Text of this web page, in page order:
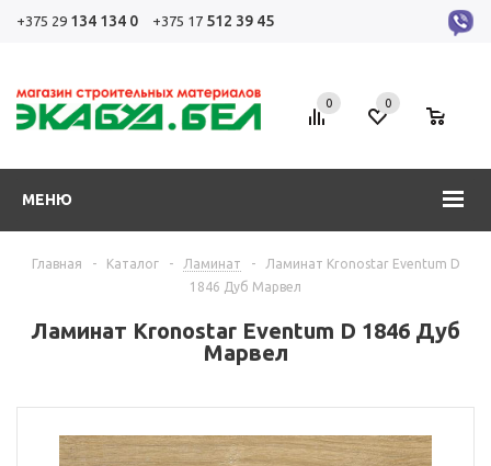
+375 29 134 134 0 +375 17 512 39 45
МЕНЮ
0 0
Главная - Каталог - Ламинат -
Ламинат Kronostar Eventum D
1846 Дуб Марвел
Ламинат Kronostar Eventum D 1846 Дуб
Марвел